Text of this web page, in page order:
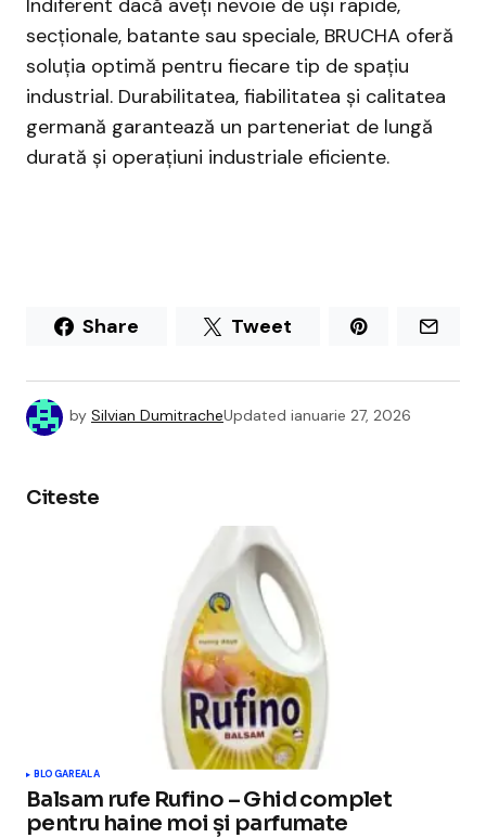
Indiferent dacă aveți nevoie de uși rapide,
secționale, batante sau speciale, BRUCHA oferă
soluția optimă pentru fiecare tip de spațiu
industrial. Durabilitatea, fiabilitatea și calitatea
germană garantează un parteneriat de lungă
durată și operațiuni industriale eficiente.
Share Tweet
by Silvian DumitracheUpdated ianuarie 27, 2026
Citeste
BLOGAREALA
Balsam rufe Rufino – Ghid complet
pentru haine moi și parfumate